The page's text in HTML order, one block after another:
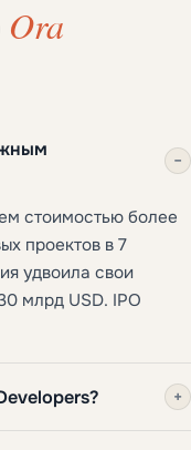
Ora
−
стоимостью более
проектов в 7
удвоила свои
млрд USD. IPO
+